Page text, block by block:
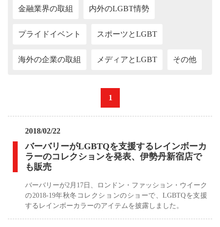
金融業界の取組 内外のLGBT情勢
プライドイベント スポーツとLGBT
海外の企業の取組 メディアとLGBT その他
1
2018/02/22
バーバリーがLGBTQを支援するレインボーカ
ラーのコレクションを発表、伊勢丹新宿店で
も販売
バーバリーが2月17日、ロンドン・ファッション・ウイーク
の2018-19年秋冬コレクションのショーで、LGBTQを支援
するレインボーカラーのアイテムを披露しました。